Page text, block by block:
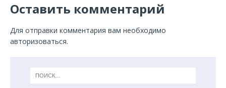
Оставить комментарий
Для отправки комментария вам необходимо
авторизоваться.